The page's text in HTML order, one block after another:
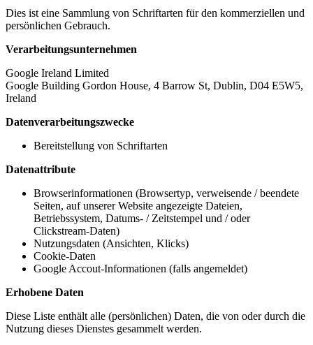
Dies ist eine Sammlung von Schriftarten für den kommerziellen und
persönlichen Gebrauch.
Verarbeitungsunternehmen
Google Ireland Limited
Google Building Gordon House, 4 Barrow St, Dublin, D04 E5W5,
Ireland
Datenverarbeitungszwecke
Bereitstellung von Schriftarten
Datenattribute
Browserinformationen (Browsertyp, verweisende / beendete
Seiten, auf unserer Website angezeigte Dateien,
Betriebssystem, Datums- / Zeitstempel und / oder
Clickstream-Daten)
Nutzungsdaten (Ansichten, Klicks)
Cookie-Daten
Google Accout-Informationen (falls angemeldet)
Erhobene Daten
Diese Liste enthält alle (persönlichen) Daten, die von oder durch die
Nutzung dieses Dienstes gesammelt werden.